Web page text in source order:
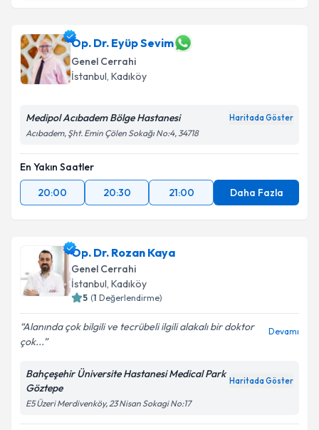
takvim hazırlandığında e-posta ile bilgilendireceğiz.
E-posta Adresiniz
Kişisel verilerimin işlenmesine ilişkin
Metni'ni okudum ve kişisel verilerimin belirtilen
kapsamda işlenmesini kabul ediyorum.
Op. Dr. Eyüp Sevim
Genel Cerrahi
İstanbul, Kadıköy
Medipol Acıbadem Bölge Hastanesi Haritada Göster
Acıbadem, Şht. Emin Çölen Sokağı No:4, 34718
En Yakın Saatler
20:00
20:30 21:00 Daha Fazla
Op. Dr. Rozan Kaya
Genel Cerrahi
İstanbul, Kadıköy
5 (1 Değerlendirme)
Alanında çok bilgili ve tecrübeli ilgili alakalı bir doktor
çok...
Devamı
Bahçeşehir Üniversite Hastanesi Medical Park
Göztepe
Haritada Göster
E5 Üzeri Merdivenköy, 23 Nisan Sokagi No:17